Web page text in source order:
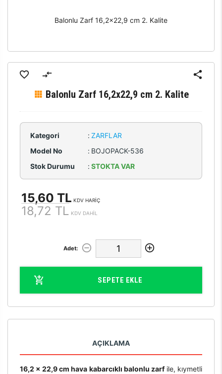
Balonlu Zarf 16,2x22,9 cm 2. Kalite
Balonlu Zarf 16,2x22,9 cm 2. Kalite
Kategori : ZARFLAR
Model No
: BOJOPACK-536
Stok Durumu
: STOKTA VAR
15,60 TL KDV HARİÇ
18,72 TL KDV DAHİL
Adet:
SEPETE EKLE
AÇIKLAMA
16,2 x 22,9 cm hava kabarcıklı balonlu zarfile, kıymetli